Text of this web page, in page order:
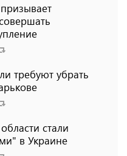
требуют убрать
стали
в Украине